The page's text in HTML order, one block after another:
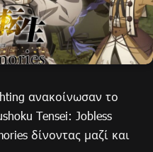
ανακοίνωσαν το
Tensei: Jobless
δίνοντας μαζί και